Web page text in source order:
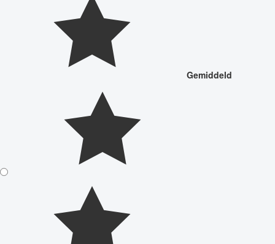
Gemiddeld